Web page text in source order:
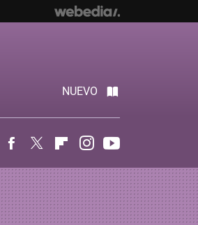
NUEVO
PinterestFacebook
Twitter FlipboardInstagram